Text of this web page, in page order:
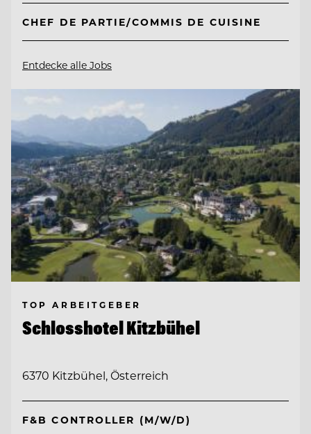
CHEF DE PARTIE/COMMIS DE CUISINE
Entdecke alle Jobs
TOP ARBEITGEBER
Schlosshotel Kitzbühel
6370 Kitzbühel, Österreich
F&B CONTROLLER (M/W/D)